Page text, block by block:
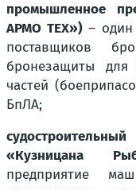
промышленное
АРМО ТЕХ»)– один
поставщиков
бронезащиты
частей
БпЛА;
«Кузницана
предприятие